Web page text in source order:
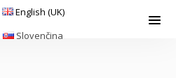
English (UK)
Slovenčina